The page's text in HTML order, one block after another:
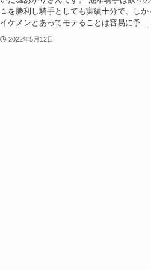
１を勝利し騎手としても実績十分で、しか
イケメンとあってモテることは容易に予...
2022年5月12日